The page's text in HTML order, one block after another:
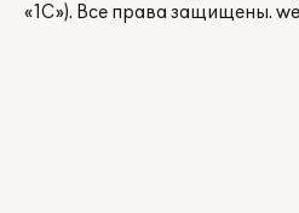
«1С»). Все права защищены.